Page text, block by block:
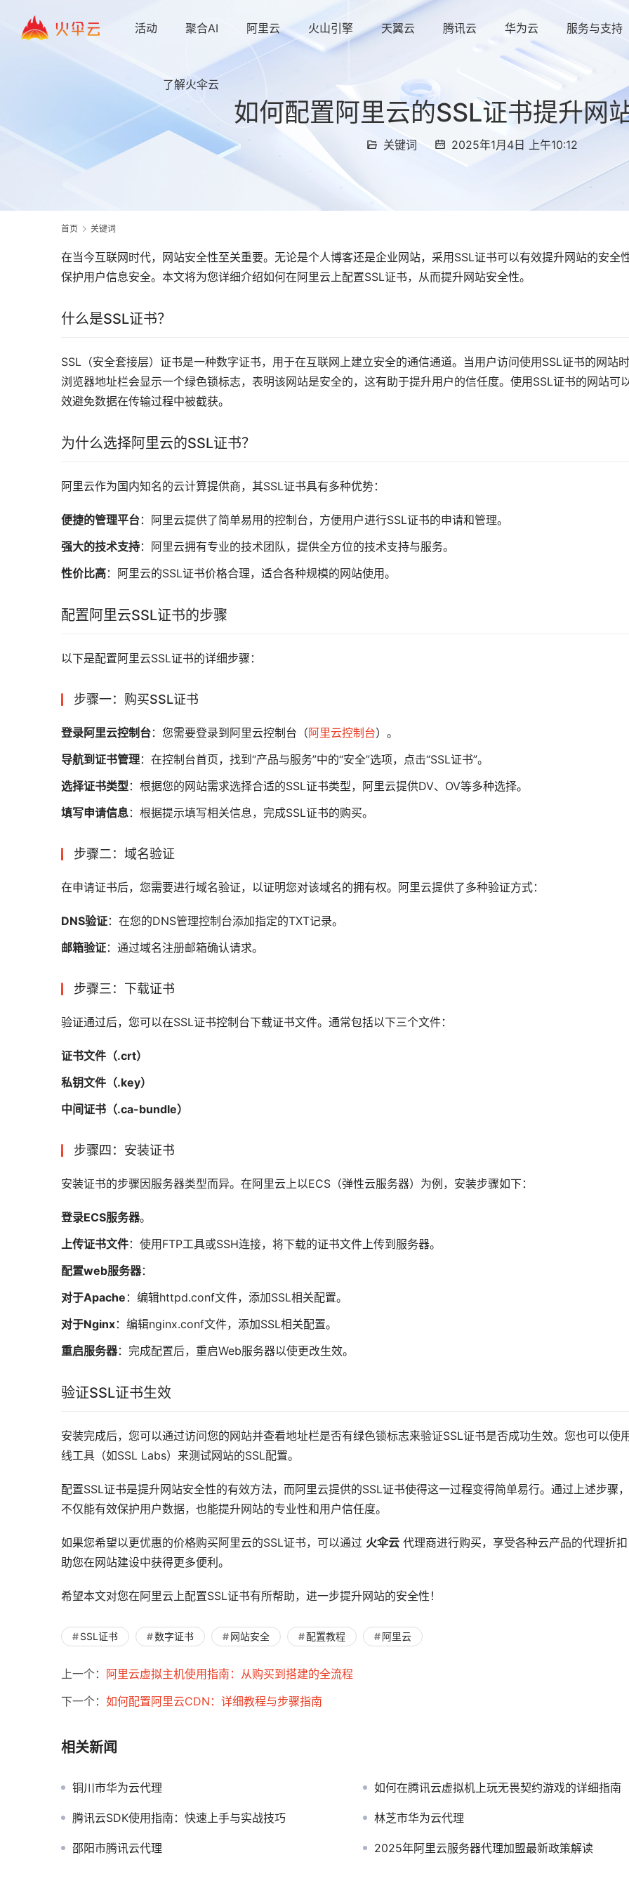
活动 聚合AI 阿里云 火山引擎 天翼云 腾讯云 华为云 服务与支持
了解火伞云
如何配置阿里云的SSL证书提升网
关键词 2025年1月4日 上午10:12
首页 关键词
在当今互联网时代，网站安全性至关重要。无论是个人博客还是企业网站，采用SSL证书可以有效提升网站的安全性
保护用户信息安全。本文将为您详细介绍如何在阿里云上配置SSL证书，从而提升网站安全性。
什么是SSL证书？
SSL（安全套接层）证书是一种数字证书，用于在互联网上建立安全的通信通道。当用户访问使用SSL证书的网站时
浏览器地址栏会显示一个绿色锁标志，表明该网站是安全的，这有助于提升用户的信任度。使用SSL证书的网站可
效避免数据在传输过程中被截获。
为什么选择阿里云的SSL证书？
阿里云作为国内知名的云计算提供商，其SSL证书具有多种优势：
便捷的管理平台：阿里云提供了简单易用的控制台，方便用户进行SSL证书的申请和管理。
强大的技术支持：阿里云拥有专业的技术团队，提供全方位的技术支持与服务。
性价比高：阿里云的SSL证书价格合理，适合各种规模的网站使用。
配置阿里云SSL证书的步骤
以下是配置阿里云SSL证书的详细步骤：
步骤一：购买SSL证书
登录阿里云控制台：您需要登录到阿里云控制台（阿里云控制台）。
导航到证书管理：在控制台首页，找到“产品与服务”中的“安全”选项，点击“SSL证书”。
选择证书类型：根据您的网站需求选择合适的SSL证书类型，阿里云提供DV、OV等多种选择。
填写申请信息：根据提示填写相关信息，完成SSL证书的购买。
步骤二：域名验证
在申请证书后，您需要进行域名验证，以证明您对该域名的拥有权。阿里云提供了多种验证方式：
DNS验证：在您的DNS管理控制台添加指定的TXT记录。
邮箱验证：通过域名注册邮箱确认请求。
步骤三：下载证书
验证通过后，您可以在SSL证书控制台下载证书文件。通常包括以下三个文件：
证书文件（.crt）
私钥文件（.key）
中间证书（.ca-bundle）
步骤四：安装证书
安装证书的步骤因服务器类型而异。在阿里云上以ECS（弹性云服务器）为例，安装步骤如下：
登录ECS服务器。
上传证书文件：使用FTP工具或SSH连接，将下载的证书文件上传到服务器。
配置web服务器：
对于Apache ：编辑httpd.conf文件，添加SSL相关配置。
对于Nginx：编辑nginx.conf文件，添加SSL相关配置。
重启服务器：完成配置后，重启Web服务器以使更改生效。
验证SSL证书生效
安装完成后，您可以通过访问您的网站并查看地址栏是否有绿色锁标志来验证SSL证书是否成功生效。您也可以使
线工具（如SSL Labs）来测试网站的SSL配置。
配置SSL证书是提升网站安全性的有效方法，而阿里云提供的SSL证书使得这一过程变得简单易行。通过上述步骤
不仅能有效保护用户数据，也能提升网站的专业性和用户信任度。
如果您希望以更优惠的价格购买阿里云的SSL证书，可以通过 火伞云 代理商进行购买，享受各种云产品的代理折扣
助您在网站建设中获得更多便利。
希望本文对您在阿里云上配置SSL证书有所帮助，进一步提升网站的安全性！
SSL证书 数字证书 网站安全 配置教程 阿里云
上一个： 阿里云虚拟主机使用指南：从购买到搭建的全流程
下一个： 如何配置阿里云CDN：详细教程与步骤指南
相关新闻
铜川市华为云代理 如何在腾讯云虚拟机上玩无畏契约游戏的详细指南
腾讯云SDK使用指南：快速上手与实战技巧 林芝市华为云代理
邵阳市腾讯云代理 2025年阿里云服务器代理加盟最新政策解读